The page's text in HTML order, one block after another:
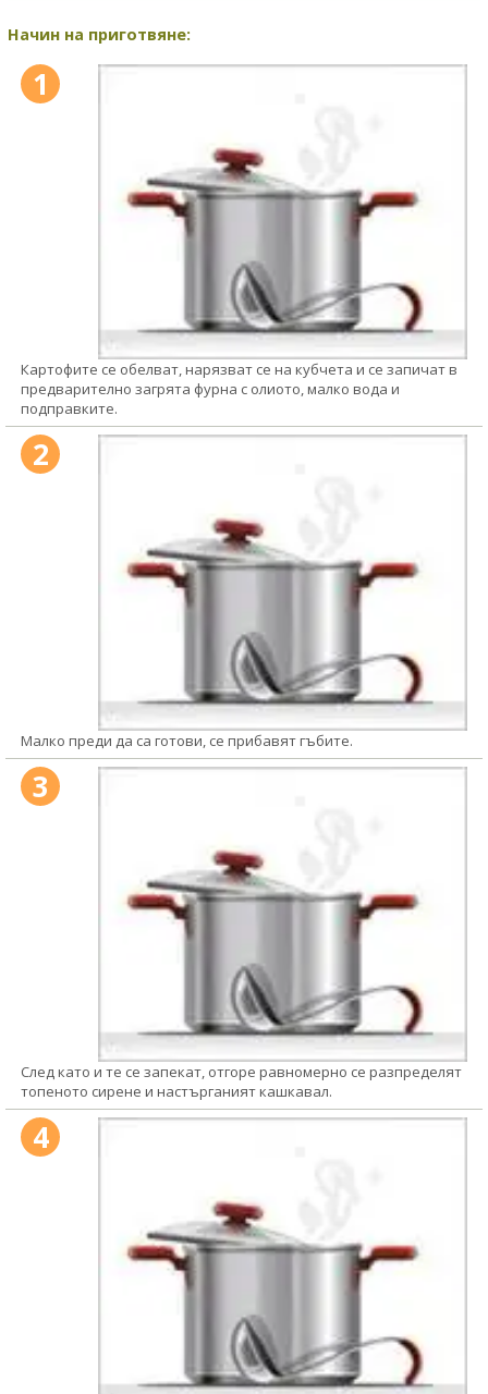
Начин на приготвяне:
1
Картофите се обелват, нарязват се на кубчета и се запичат в
предварително загрята фурна с олиото, малко вода и
подправките.
2
Малко преди да са готови, се прибавят гъбите.
3
След като и те се запекат, отгоре равномерно се разпределят
топеното сирене и настърганият кашкавал.
4